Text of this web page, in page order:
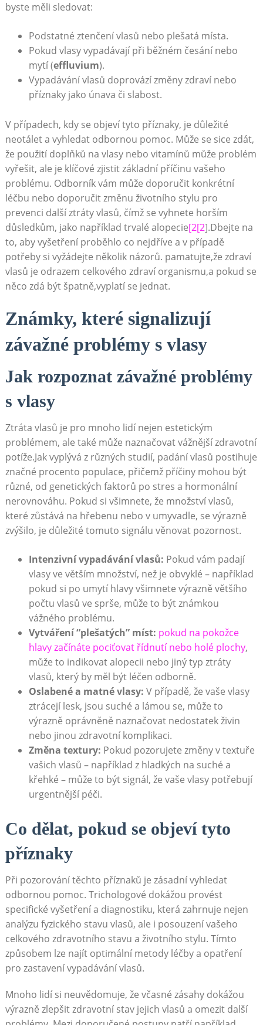
byste měli sledovat:
Podstatné ztenčení vlasů nebo plešatá místa.
Pokud vlasy vypadávají při běžném česání nebo
mytí (effluvium).
Vypadávání vlasů doprovází změny zdraví nebo
příznaky jako únava či slabost.
V případech, kdy se objeví tyto příznaky, je důležité
neotálet a vyhledat odbornou pomoc. Může se sice zdát,
že použití doplňků na vlasy nebo vitamínů může problém
vyřešit, ale je klíčové zjistit základní příčinu vašeho
problému. Odborník vám může doporučit konkrétní
léčbu nebo doporučit změnu životního stylu pro
prevenci další ztráty vlasů, čímž se vyhnete horším
důsledkům, jako například trvalé alopecie[2[2].Dbejte na
to, aby vyšetření proběhlo co nejdříve a v případě
potřeby si vyžádejte několik názorů. pamatujte,že zdraví
vlasů je odrazem celkového zdraví organismu,a pokud se
něco zdá být špatně,vyplatí se jednat.
Známky, které signalizují
závažné problémy s vlasy
Jak rozpoznat závažné problémy
s vlasy
Ztráta vlasů je pro mnoho lidí nejen estetickým
problémem, ale také může naznačovat vážnější zdravotní
potíže.Jak vyplývá z různých studií, padání vlasů postihuje
značné procento populace, přičemž příčiny mohou být
různé, od genetických faktorů po stres a hormonální
nerovnováhu. Pokud si všimnete, že množství vlasů,
které zůstává na hřebenu nebo v umyvadle, se výrazně
zvýšilo, je důležité tomuto signálu věnovat pozornost.
Intenzivní vypadávání vlasů: Pokud vám padají
vlasy ve větším množství, než je obvyklé – například
pokud si po umytí hlavy všimnete výrazně většího
počtu vlasů ve sprše, může to být známkou
vážného problému.
Vytváření “plešatých” míst: pokud na pokožce
hlavy začínáte pociťovat řídnutí nebo holé plochy,
může to indikovat alopecii nebo jiný typ ztráty
vlasů, který by měl být léčen odborně.
Oslabené a matné vlasy: V případě, že vaše vlasy
ztrácejí lesk, jsou suché a lámou se, může to
výrazně oprávněně naznačovat nedostatek živin
nebo jinou zdravotní komplikaci.
Změna textury: Pokud pozorujete změny v textuře
vašich vlasů – například z hladkých na suché a
křehké – může to být signál, že vaše vlasy potřebují
urgentnější péči.
Co dělat, pokud se objeví tyto
příznaky
Při pozorování těchto příznaků je zásadní vyhledat
odbornou pomoc. Trichologové dokážou provést
specifické vyšetření a diagnostiku, která zahrnuje nejen
analýzu fyzického stavu vlasů, ale i posouzení vašeho
celkového zdravotního stavu a životního stylu. Tímto
způsobem lze najít optimální metody léčby a opatření
pro zastavení vypadávání vlasů.
Mnoho lidí si neuvědomuje, že včasné zásahy dokážou
výrazně zlepšit zdravotní stav jejich vlasů a omezit další